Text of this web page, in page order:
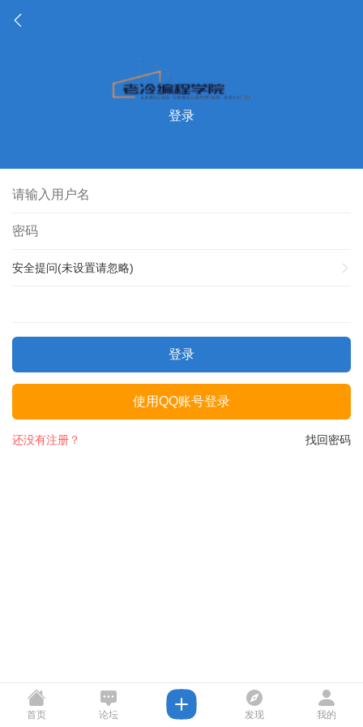
登录
安全提问(未设置请忽略)
登录
使用QQ账号登录
找回密码
还没有注册？
首页 论坛 发现 我的